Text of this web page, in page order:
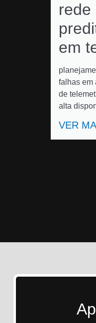
rede
em
falhas em
de
alta
VER